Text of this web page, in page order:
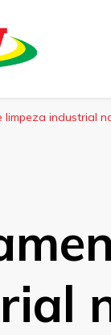
limpeza industrial